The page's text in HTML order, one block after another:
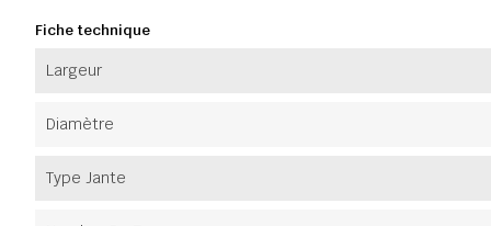
Fiche technique
Largeur
Diamètre
Type Jante